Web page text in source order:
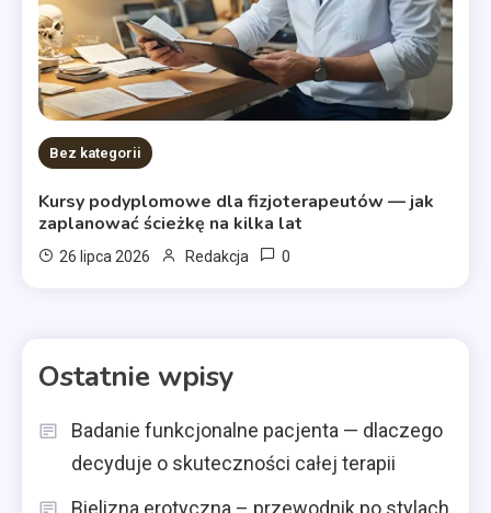
Bez kategorii
Kursy podyplomowe dla fizjoterapeutów — jak
zaplanować ścieżkę na kilka lat
26 lipca 2026 Redakcja 0
Ostatnie wpisy
Badanie funkcjonalne pacjenta — dlaczego
decyduje o skuteczności całej terapii
Bielizna erotyczna – przewodnik po stylach